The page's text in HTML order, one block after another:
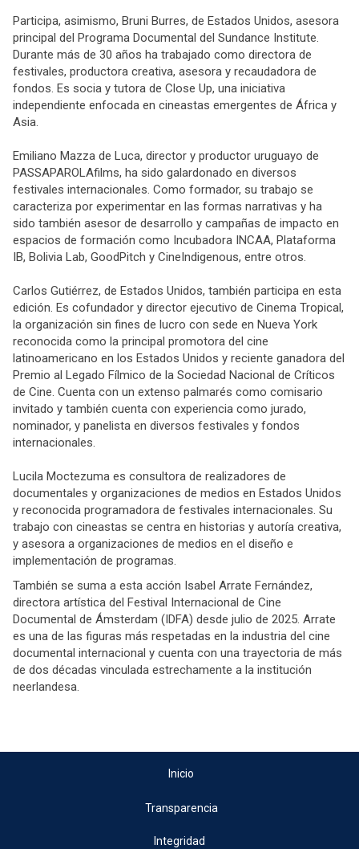
Participa, asimismo, Bruni Burres, de Estados Unidos, asesora
principal del Programa Documental del Sundance Institute.
Durante más de 30 años ha trabajado como directora de
festivales, productora creativa, asesora y recaudadora de
fondos. Es socia y tutora de Close Up, una iniciativa
independiente enfocada en cineastas emergentes de África y
Asia.
Emiliano Mazza de Luca, director y productor uruguayo de
PASSAPAROLAfilms, ha sido galardonado en diversos
festivales internacionales. Como formador, su trabajo se
caracteriza por experimentar en las formas narrativas y ha
sido también asesor de desarrollo y campañas de impacto en
espacios de formación como Incubadora INCAA, Plataforma
IB, Bolivia Lab, GoodPitch y CineIndigenous, entre otros.
Carlos Gutiérrez, de Estados Unidos, también participa en esta
edición. Es cofundador y director ejecutivo de Cinema Tropical,
la organización sin fines de lucro con sede en Nueva York
reconocida como la principal promotora del cine
latinoamericano en los Estados Unidos y reciente ganadora del
Premio al Legado Fílmico de la Sociedad Nacional de Críticos
de Cine. Cuenta con un extenso palmarés como comisario
invitado y también cuenta con experiencia como jurado,
nominador, y panelista en diversos festivales y fondos
internacionales.
Lucila Moctezuma es consultora de realizadores de
documentales y organizaciones de medios en Estados Unidos
y reconocida programadora de festivales internacionales. Su
trabajo con cineastas se centra en historias y autoría creativa,
y asesora a organizaciones de medios en el diseño e
implementación de programas.
También se suma a esta acción Isabel Arrate Fernández,
directora artística del Festival Internacional de Cine
Documental de Ámsterdam (IDFA) desde julio de 2025. Arrate
es una de las figuras más respetadas en la industria del cine
documental internacional y cuenta con una trayectoria de más
de dos décadas vinculada estrechamente a la institución
neerlandesa.
Inicio
Transparencia
Integridad